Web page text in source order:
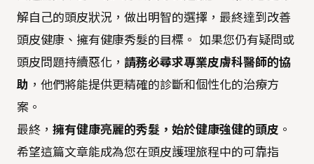
解自己的頭皮狀況，做出明智的選擇，最終達到改善
頭皮健康、擁有健康秀髮的目標。 如果您仍有疑問或
頭皮問題持續惡化， 請務必尋求專業皮膚科醫師的協
助 ，他們將能提供更精確的診斷和個性化的治療方
案。
最終， 擁有健康亮麗的秀髮，始於健康強健的頭皮 。
希望這篇文章能成為您在頭皮護理旅程中的可靠指